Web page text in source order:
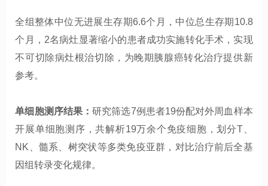
全组整体中位无进展生存期6.6个月，中位总生存期10.8
个月，2名病灶显著缩小的患者成功实施转化手术，实现
不可切除病灶根治切除，为晚期胰腺癌转化治疗提供新
参考。
单细胞测序结果：研究筛选7例患者19份配对外周血样本
开展单细胞测序，共解析19万余个免疫细胞，划分T、
NK、髓系、树突状等多类免疫亚群，对比治疗前后全基
因组转录变化规律。